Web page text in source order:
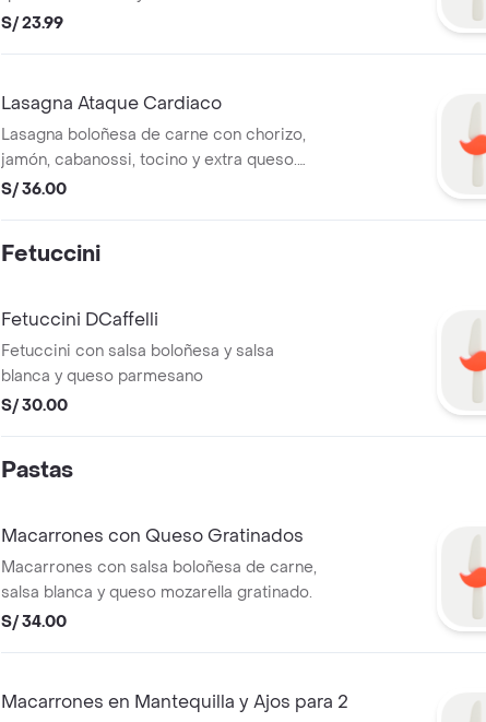
550 gr.
S/ 23.99
Lasagna Ataque Cardiaco
Lasagna boloñesa de carne con chorizo,
jamón, cabanossi, tocino y extra queso.
mozarella .
S/ 36.00
Fetuccini
Fetuccini DCaffelli
Fetuccini con salsa boloñesa y salsa
blanca y queso parmesano
S/ 30.00
Pastas
Macarrones con Queso Gratinados
Macarrones con salsa boloñesa de carne,
salsa blanca y queso mozarella gratinado.
S/ 34.00
Macarrones en Mantequilla y Ajos para 2